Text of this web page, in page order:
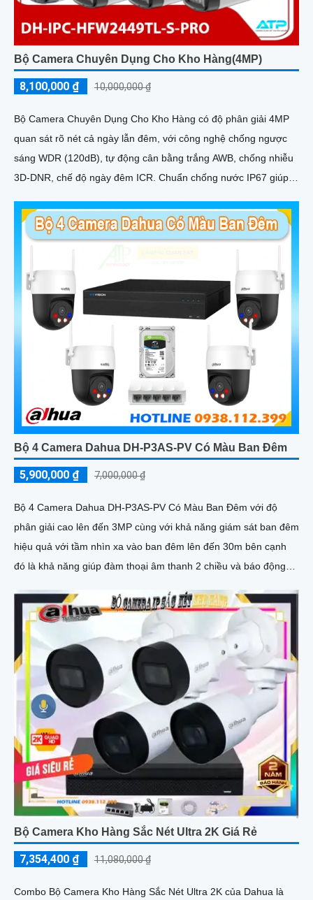
Bộ Camera Chuyên Dụng Cho Kho Hàng(4MP)
8,100,000 ₫ 10,000,000 ₫
Bộ Camera Chuyên Dụng Cho Kho Hàng có độ phân giải 4MP
quan sát rõ nét cả ngày lẫn đêm, với công nghệ chống ngược
sáng WDR (120dB), tự động cân bằng trắng AWB, chống nhiễu
3D-DNR, chế độ ngày đêm ICR. Chuẩn chống nước IP67 giúp
Bộ 4 Camera Dahua DH-P3AS-PV Có Màu Ban Đêm
5,900,000 ₫ 7,000,000 ₫
Bộ 4 Camera Dahua DH-P3AS-PV Có Màu Ban Đêm với độ
phân giải cao lên đến 3MP cùng với khả năng giám sát ban đêm
hiệu quả với tầm nhìn xa vào ban đêm lên đến 30m bên cạnh
đó là khả năng giúp đàm thoại âm thanh 2 chiều và báo động
Bộ Camera Kho Hàng Sắc Nét Ultra 2K Giá Rẻ
7,354,400 ₫ 11,080,000 ₫
Combo Bộ Camera Kho Hàng Sắc Nét Ultra 2K của Dahua là